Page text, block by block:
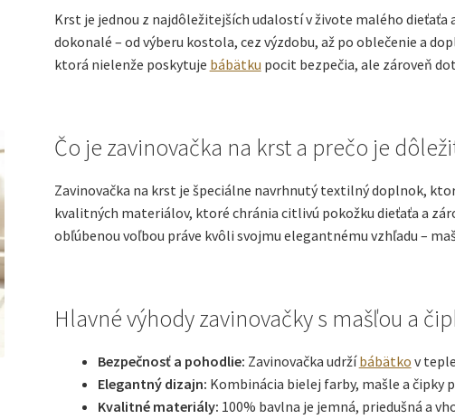
Krst je jednou z najdôležitejších udalostí v živote malého dieťaťa
dokonalé – od výberu kostola, cez výzdobu, až po oblečenie a
ktorá nielenže poskytuje bábätku pocit bezpečia, ale zároveň
Čo je zavinovačka na krst a prečo je
Zavinovačka na krst je špeciálne navrhnutý textilný doplnok,
kvalitných materiálov, ktoré chránia citlivú pokožku dieťaťa a
obľúbenou voľbou práve kvôli svojmu elegantnému vzhľadu –
Hlavné výhody zavinovačky s mašľou a
Bezpečnosť a pohodlie: Zavinovačka udržíbábätko v
Elegantný dizajn: Kombinácia bielej farby, mašle a čipky
Kvalitné materiály: 100% bavlna je jemná, priedušná a